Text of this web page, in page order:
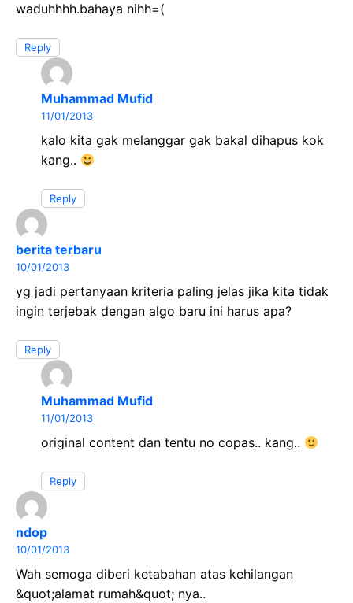
waduhhhh.bahaya nihh=(
Reply
Muhammad Mufid
11/01/2013
kalo kita gak melanggar gak bakal dihapus kok
kang..
Reply
berita terbaru
10/01/2013
yg jadi pertanyaan kriteria paling jelas jika kita tidak
ingin terjebak dengan algo baru ini harus apa?
Reply
Muhammad Mufid
11/01/2013
original content dan tentu no copas.. kang..
Reply
ndop
10/01/2013
Wah semoga diberi ketabahan atas kehilangan
&quot;alamat rumah&quot; nya..